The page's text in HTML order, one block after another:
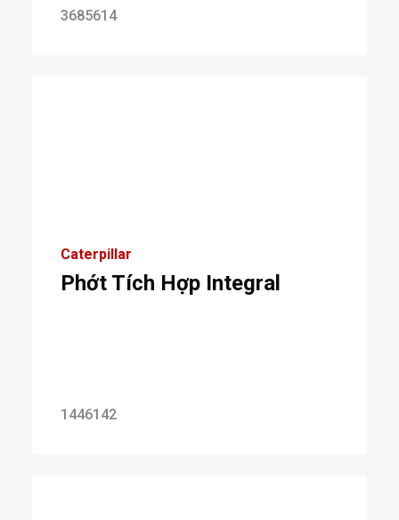
3685614
Caterpillar
Phớt Tích Hợp Integral
1446142